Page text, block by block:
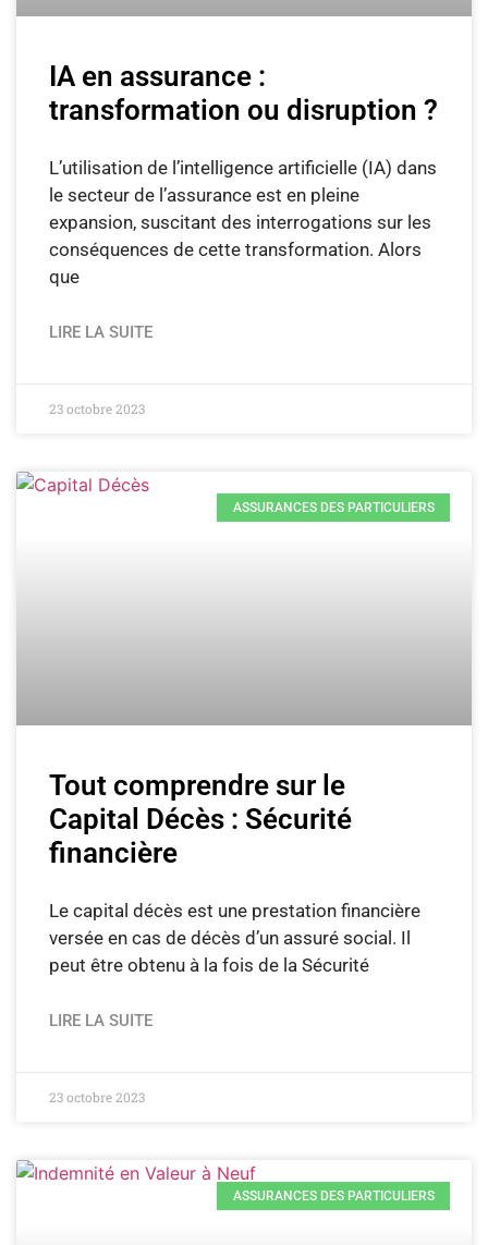
IA en assurance :
transformation ou disruption ?
L’utilisation de l’intelligence artificielle (IA) dans
le secteur de l’assurance est en pleine
expansion, suscitant des interrogations sur les
conséquences de cette transformation. Alors
que
LIRE LA SUITE
23 octobre 2023
ASSURANCES DES PARTICULIERS
Tout comprendre sur le
Capital Décès : Sécurité
financière
Le capital décès est une prestation financière
versée en cas de décès d’un assuré social. Il
peut être obtenu à la fois de la Sécurité
LIRE LA SUITE
23 octobre 2023
ASSURANCES DES PARTICULIERS